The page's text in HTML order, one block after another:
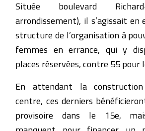
Située boulevard
arrondissement), il s’agissait
structure de l’organisation à
femmes en errance, qui y
places réservées, contre 55 pour
En attendant la construction
centre, ces derniers
provisoire dans le 15e,